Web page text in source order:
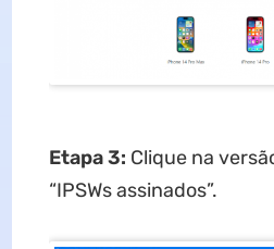
Etapa 3: Clique na
“IPSWs assinados”.